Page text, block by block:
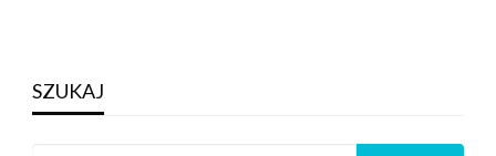
SZUKAJ